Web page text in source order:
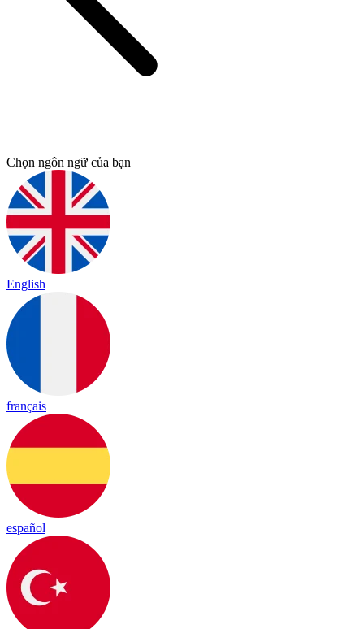
Chọn ngôn ngữ của bạn
English
français
español